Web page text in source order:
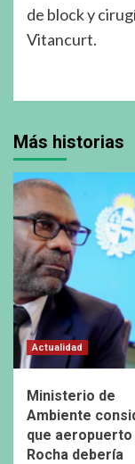
de block y
Vitancurt.
Más historias
Actualidad
Ministerio de
Ambiente
que aeropuerto
Rocha debería